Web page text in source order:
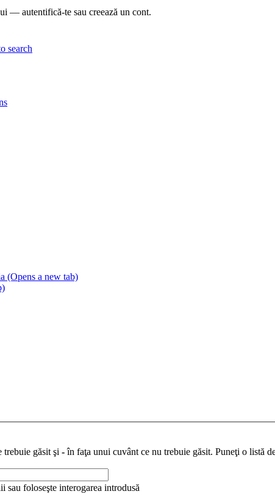
— autentifică-te sau creează un cont.
search
(Opens a new tab)
trebuie găsit şi -în faţa unui cuvânt ce nu trebuie găsit. Puneţi o listă
sau foloseşte interogarea introdusă